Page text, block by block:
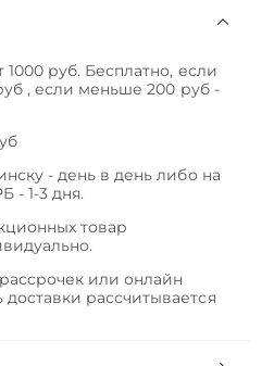
руб. Бесплатно, если
, если меньше 200 руб -
- день в день либо на
- 1-3 дня.
товар
или онлайн
рассчитывается